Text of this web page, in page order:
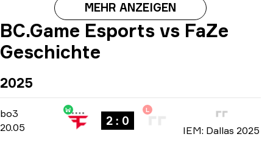
MEHR ANZEIGEN
BC.Game Esports vs FaZe
Geschichte
2025
bo3 -bo3
20.05
W
2 : 0
L
IEM: Dallas 2025